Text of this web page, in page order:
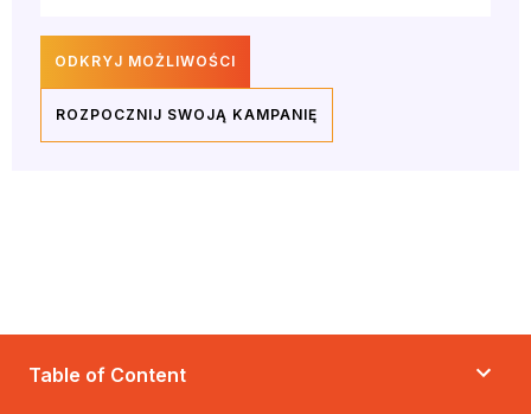
ODKRYJ MOŻLIWOŚCI
ROZPOCZNIJ SWOJĄ KAMPANIĘ
Table of Content